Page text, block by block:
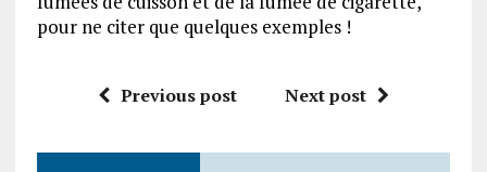
pour ne citer que quelques exemples !
Previous post Next post